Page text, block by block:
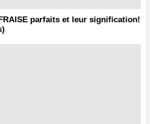
parfaits et leur signification!